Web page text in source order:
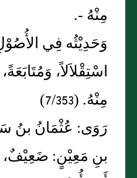
مِنْهُ -.
وَحَدِيْثُه فِي
اسْتِقْلاَلاً،
مِنْهُ. (7/353)
رَوَى: عُثْمَانُ بنُ
بنِ مَعِيْنٍ: ضَعِيْفٌ،